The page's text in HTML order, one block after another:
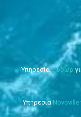
Υπηρεσίαe-ύδωρ
Υπηρεσία Novoville